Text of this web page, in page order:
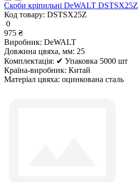
Скоби кріпильні DeWALT DSTSX25Z
Код товару: DSTSX25Z
0
975 ₴
Виробник: DeWALT
Довжина цвяха, мм: 25
Комплектація: ✔ Упаковка 5000 шт
Країна-виробник: Китай
Матеріал цвяха: оцинкована сталь